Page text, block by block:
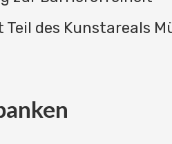
Teil des Kunstareals